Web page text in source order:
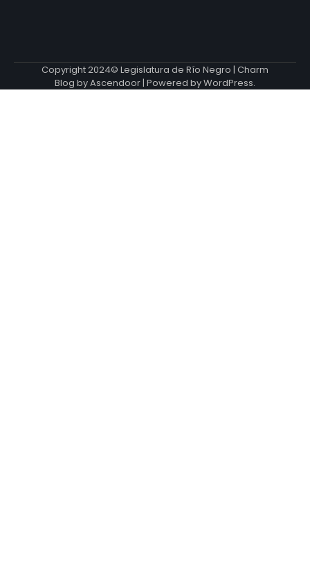
Copyright 2024© Legislatura de Río Negro | Charm
Blog byAscendoor| Powered byWordPress.